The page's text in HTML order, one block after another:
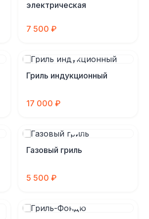
электрическая
7 500 ₽
Гриль индукционный
17 000 ₽
Газовый гриль
5 500 ₽